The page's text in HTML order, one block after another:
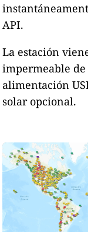
API.
La estación
impermeable
alimentación
solar opcional.